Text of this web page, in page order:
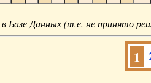
Данных (т.е. не принято
1